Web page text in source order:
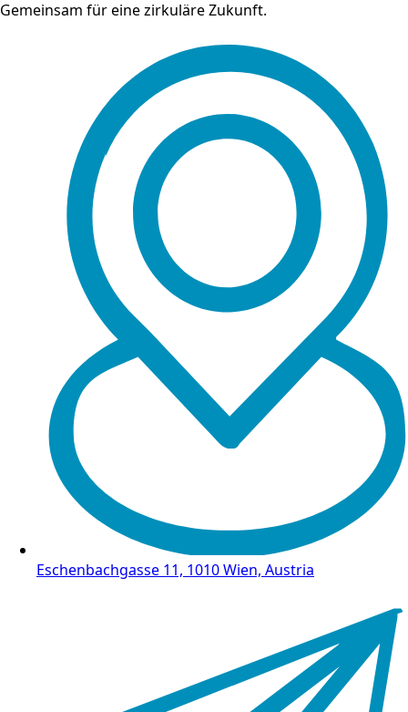
Gemeinsam für eine zirkuläre Zukunft.
Eschenbachgasse 11, 1010 Wien, Austria